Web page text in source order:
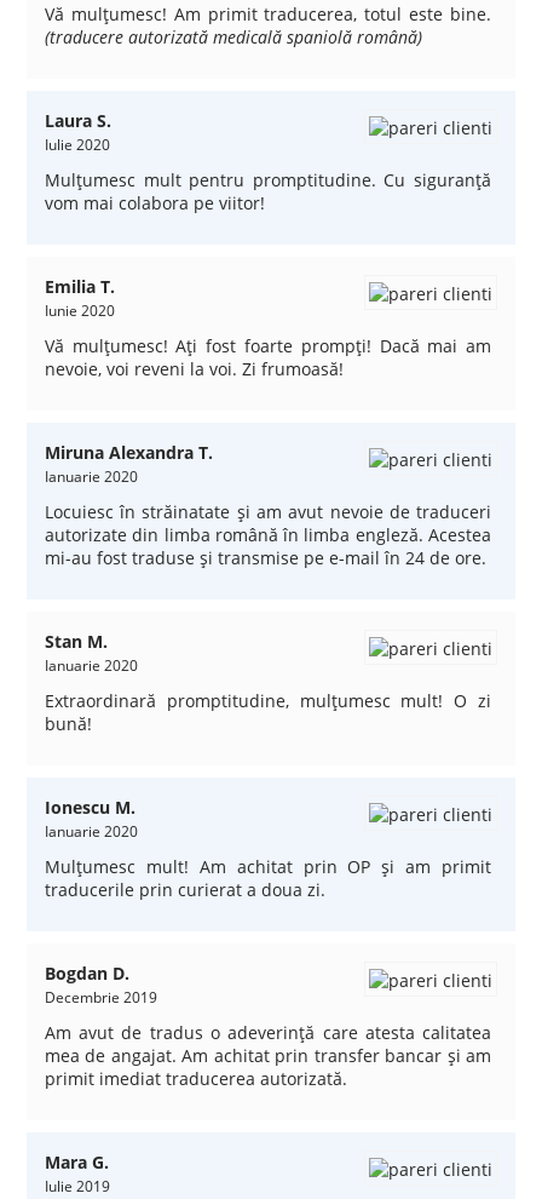
Vă mulţumesc! Am primit traducerea, totul este bine.
(traducere autorizată medicală spaniolă română)
Laura S.
Iulie 2020
Mulţumesc mult pentru promptitudine. Cu siguranţă
vom mai colabora pe viitor!
Emilia T.
Iunie 2020
Vă mulţumesc! Aţi fost foarte prompţi! Dacă mai am
nevoie, voi reveni la voi. Zi frumoasă!
Miruna Alexandra T.
Ianuarie 2020
Locuiesc în străinatate şi am avut nevoie de traduceri
autorizate din limba română în limba engleză. Acestea
mi-au fost traduse şi transmise pe e-mail în 24 de ore.
Stan M.
Ianuarie 2020
Extraordinară promptitudine, mulţumesc mult! O zi
bună!
Ionescu M.
Ianuarie 2020
Mulţumesc mult! Am achitat prin OP şi am primit
traducerile prin curierat a doua zi.
Bogdan D.
Decembrie 2019
Am avut de tradus o adeverinţă care atesta calitatea
mea de angajat. Am achitat prin transfer bancar şi am
primit imediat traducerea autorizată.
Mara G.
Iulie 2019